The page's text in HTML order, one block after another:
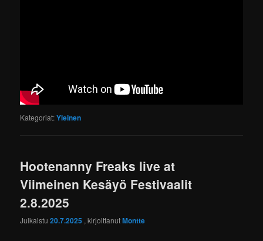
Kategoriat:Yleinen
Hootenanny Freaks live at
Viimeinen Kesäyö Festivaalit
2.8.2025
Julkaistu20.7.2025 , kirjoittanutMontte